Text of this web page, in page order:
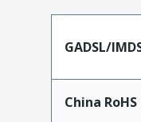
GADSL/
China RoHS